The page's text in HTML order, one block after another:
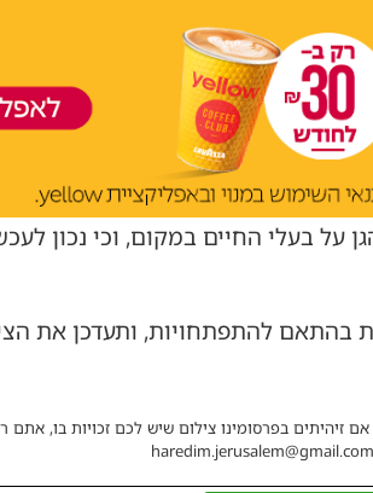
בעלי החיים במקום, וכי נכון
להתפתחויות, ותעדכן את
זיהיתים בפרסומינו צילום שיש לכם זכויות בו, אתם